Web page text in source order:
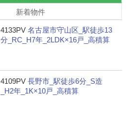
新着物件
4133PV 名古屋市守山区_駅徒歩13
分_RC_H7年_2LDK×16戸_高積算
4109PV 長野市_駅徒歩6分_S造
_H2年_1K×10戸_高積算